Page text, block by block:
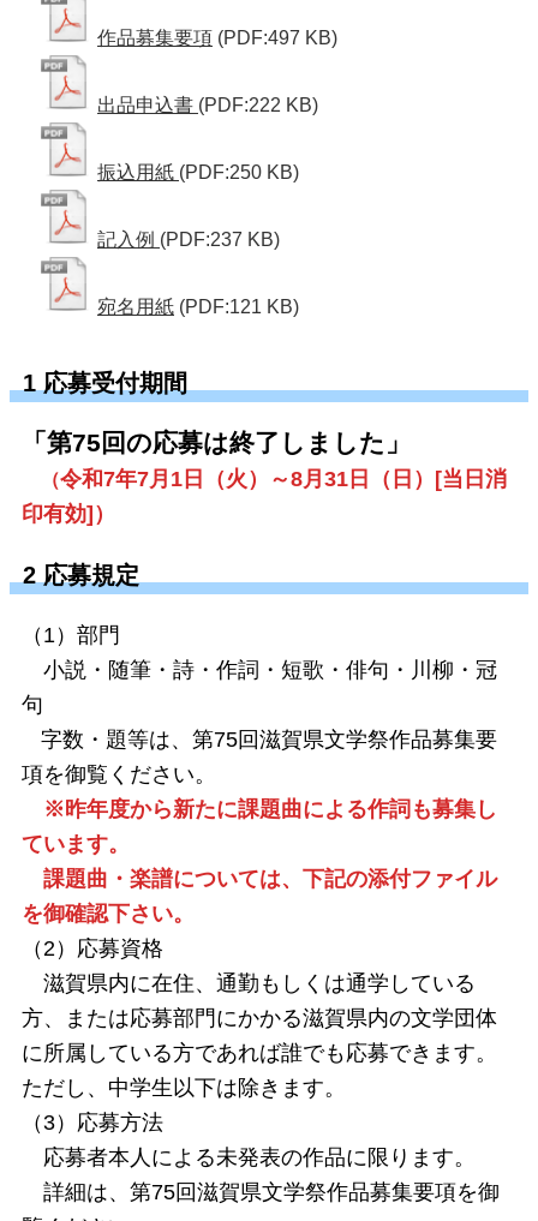
作品募集要項 (PDF:497 KB)
出品申込書 (PDF:222 KB)
振込用紙 (PDF:250 KB)
記入例 (PDF:237 KB)
宛名用紙 (PDF:121 KB)
1 応募受付期間
「第75回の応募は終了しました」
（令和7年7月1日（火）～8月31日（日）[当日消
印有効]）
2 応募規定
（1）部門
小説・随筆・詩・作詞・短歌・俳句・川柳・冠
句
字数・題等は、第75回滋賀県文学祭作品募集要
項を御覧ください。
※昨年度から新たに課題曲による作詞も募集し
ています。
課題曲・楽譜については、下記の添付ファイル
を御確認下さい。
（2）応募資格
滋賀県内に在住、通勤もしくは通学している
方、または応募部門にかかる滋賀県内の文学団体
に所属している方であれば誰でも応募できます。
ただし、中学生以下は除きます。
（3）応募方法
応募者本人による未発表の作品に限ります。
詳細は、第75回滋賀県文学祭作品募集要項を御